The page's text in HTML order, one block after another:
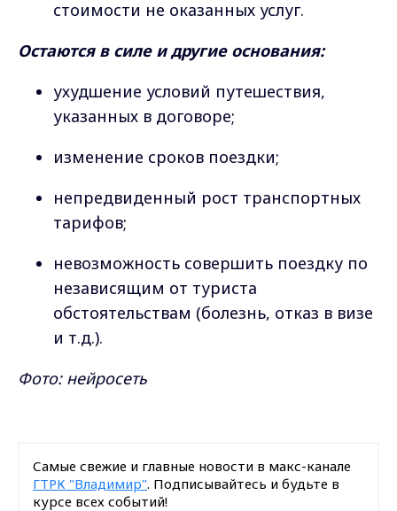
стоимости не оказанных услуг.
Остаются в силе и другие основания:
ухудшение условий путешествия,
указанных в договоре;
изменение сроков поездки;
непредвиденный рост транспортных
тарифов;
невозможность совершить поездку по
независящим от туриста
обстоятельствам (болезнь, отказ в визе
и т.д.).
Фото: нейросеть
Самые свежие и главные новости в макс-канале
ГТРК "Владимир". Подписывайтесь и будьте в
курсе всех событий!